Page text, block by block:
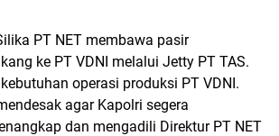
PT NET membawa pasir
ke PT VDNI melalui Jetty PT TAS.
operasi produksi PT VDNI.
agar Kapolri segera
dan mengadili Direktur PT NET